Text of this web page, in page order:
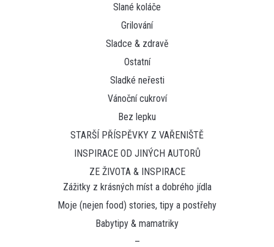
Slané koláče
Grilování
Sladce & zdravě
Ostatní
Sladké neřesti
Vánoční cukroví
Bez lepku
STARŠÍ PŘÍSPĚVKY Z VAŘENIŠTĚ
INSPIRACE OD JINÝCH AUTORŮ
ZE ŽIVOTA & INSPIRACE
Zážitky z krásných míst a dobrého jídla
Moje (nejen food) stories, tipy a postřehy
Babytipy & mamatriky
–